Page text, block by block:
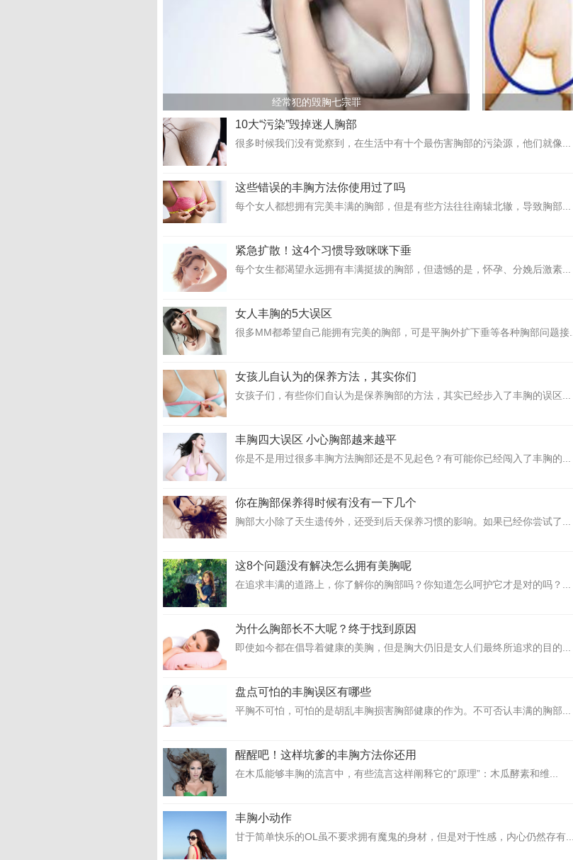
经常犯的毁胸七宗罪
10大“污染”毁掉迷人胸部
很多时候我们没有觉察到，在生活中有十个最伤害胸部的污染源，他们就像...
这些错误的丰胸方法你使用过了吗
每个女人都想拥有完美丰满的胸部，但是有些方法往往南辕北辙，导致胸部...
紧急扩散！这4个习惯导致咪咪下垂
每个女生都渴望永远拥有丰满挺拔的胸部，但遗憾的是，怀孕、分娩后激素...
女人丰胸的5大误区
很多MM都希望自己能拥有完美的胸部，可是平胸外扩下垂等各种胸部问题接...
女孩儿自认为的保养方法，其实你们
女孩子们，有些你们自认为是保养胸部的方法，其实已经步入了丰胸的误区...
丰胸四大误区 小心胸部越来越平
你是不是用过很多丰胸方法胸部还是不见起色？有可能你已经闯入了丰胸的...
你在胸部保养得时候有没有一下几个
胸部大小除了天生遗传外，还受到后天保养习惯的影响。如果已经你尝试了...
这8个问题没有解决怎么拥有美胸呢
在追求丰满的道路上，你了解你的胸部吗？你知道怎么呵护它才是对的吗？...
为什么胸部长不大呢？终于找到原因
即使如今都在倡导着健康的美胸，但是胸大仍旧是女人们最终所追求的目的...
盘点可怕的丰胸误区有哪些
平胸不可怕，可怕的是胡乱丰胸损害胸部健康的作为。不可否认丰满的胸部...
醒醒吧！这样坑爹的丰胸方法你还用
在木瓜能够丰胸的流言中，有些流言这样阐释它的“原理”：木瓜酵素和维...
丰胸小动作
甘于简单快乐的OL虽不要求拥有魔鬼的身材，但是对于性感，内心仍然存有...